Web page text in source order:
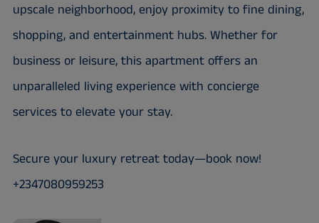
upscale neighborhood, enjoy proximity to fine dining,
shopping, and entertainment hubs. Whether for
business or leisure, this apartment offers an
unparalleled living experience with concierge
services to elevate your stay.
Secure your luxury retreat today—book now!
+2347080959253